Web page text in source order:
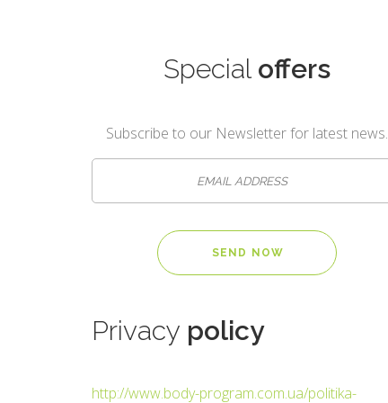
Special offers
Subscribe to our Newsletter for latest news.
Privacy policy
http://www.body-program.com.ua/politika-